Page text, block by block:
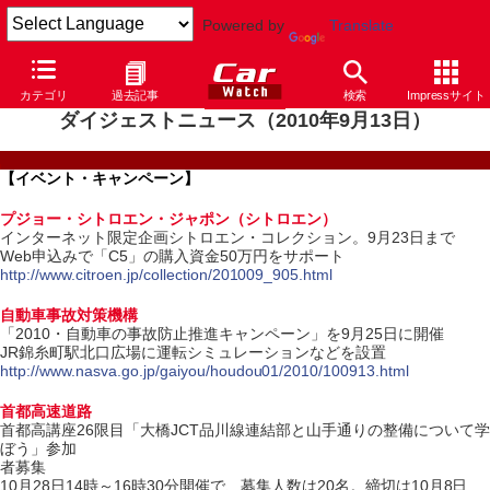
Powered by Translate
カテゴリ 過去記事 検索 Impressサイト
ダイジェストニュース（2010年9月13日）
【イベント・キャンペーン】
プジョー・シトロエン・ジャポン（シトロエン）
インターネット限定企画シトロエン・コレクション。9月23日まで
Web申込みで「C5」の購入資金50万円をサポート
http://www.citroen.jp/collection/201009_905.html
自動車事故対策機構
「2010・自動車の事故防止推進キャンペーン」を9月25日に開催
JR錦糸町駅北口広場に運転シミュレーションなどを設置
http://www.nasva.go.jp/gaiyou/houdou01/2010/100913.html
首都高速道路
首都高講座26限目「大橋JCT品川線連結部と山手通りの整備について学
ぼう」参加
者募集
10月28日14時～16時30分開催で、募集人数は20名。締切は10月8日